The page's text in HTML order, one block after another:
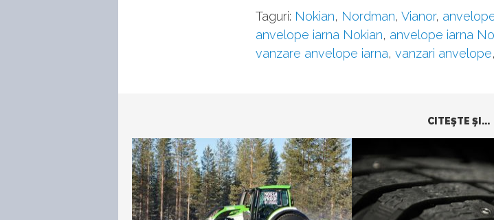
Taguri: Nokian, Nordman, Vianor,
anvelope iarna Nokian, anvelope iarna
vanzare anvelope iarna, vanzari anvelope,
CITEŞTE ŞI...